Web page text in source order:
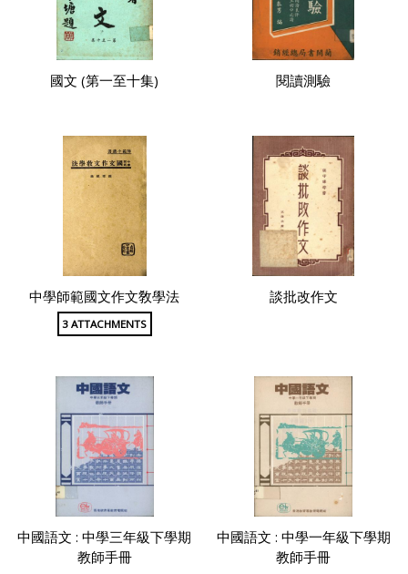
國文 (第一至十集) 閱讀測驗
中學師範國文作文敎學法
3 ATTACHMENTS
談批改作文
中國語文 : 中學三年級下學期
教師手冊
中國語文 : 中學一年級下學期
教師手冊